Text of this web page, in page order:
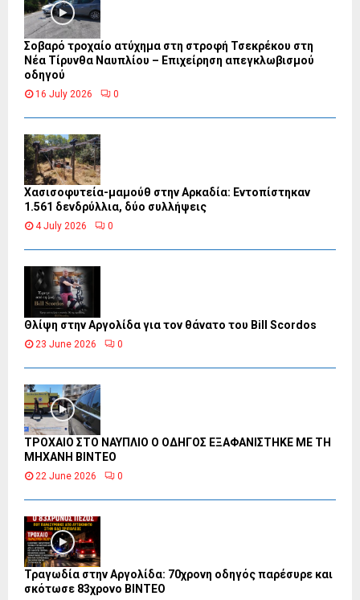
Σοβαρό τροχαίο ατύχημα στη στροφή Τσεκρέκου στη
Νέα Τίρυνθα Ναυπλίου – Επιχείρηση απεγκλωβισμού
οδηγού
16 July 2026 0
Χασισοφυτεία-μαμούθ στην Αρκαδία: Εντοπίστηκαν
1.561 δενδρύλλια, δύο συλλήψεις
4 July 2026 0
Θλίψη στην Αργολίδα για τον θάνατο του Bill Scordos
23 June 2026 0
ΤΡΟΧΑΙΟ ΣΤΟ ΝΑΥΠΛΙΟ Ο ΟΔΗΓΟΣ ΕΞΑΦΑΝΙΣΤΗΚΕ ΜΕ ΤΗ
ΜΗΧΑΝΗ ΒΙΝΤΕΟ
22 June 2026 0
Τραγωδία στην Αργολίδα: 70χρονη οδηγός παρέσυρε και
σκότωσε 83χρονο ΒΙΝΤΕΟ